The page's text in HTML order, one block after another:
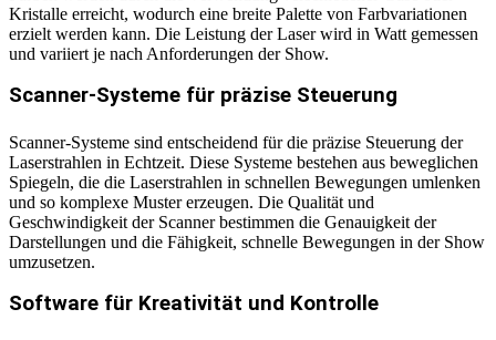
Kristalle erreicht, wodurch eine breite Palette von Farbvariationen
erzielt werden kann. Die Leistung der Laser wird in Watt gemessen
und variiert je nach Anforderungen der Show.
Scanner-Systeme für präzise Steuerung
Scanner-Systeme sind entscheidend für die präzise Steuerung der
Laserstrahlen in Echtzeit. Diese Systeme bestehen aus beweglichen
Spiegeln, die die Laserstrahlen in schnellen Bewegungen umlenken
und so komplexe Muster erzeugen. Die Qualität und
Geschwindigkeit der Scanner bestimmen die Genauigkeit der
Darstellungen und die Fähigkeit, schnelle Bewegungen in der Show
umzusetzen.
Software für Kreativität und Kontrolle